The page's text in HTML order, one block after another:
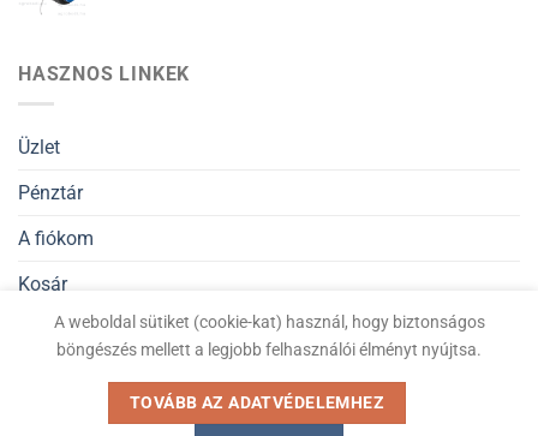
HASZNOS LINKEK
Üzlet
Pénztár
A fiókom
Kosár
Általános Szerződési Feltételek
A weboldal sütiket (cookie-kat) használ, hogy biztonságos
böngészés mellett a legjobb felhasználói élményt nyújtsa.
TOVÁBB AZ ADATVÉDELEMHEZ